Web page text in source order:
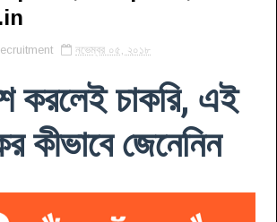
নভেম্বর ০৫, ২০১৮
করলেই চাকরি, এই
কীভাবে জেনেনিন